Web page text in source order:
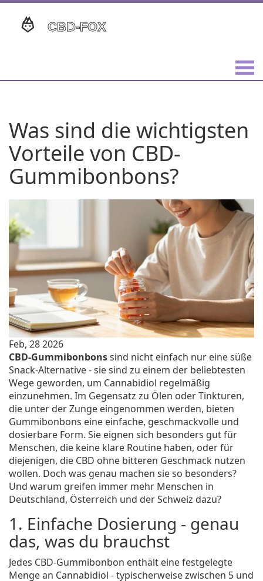
Was sind die wichtigsten
Vorteile von CBD-
Gummibonbons?
Feb, 28 2026
CBD-Gummibonbonssind nicht einfach nur eine süße
Snack-Alternative - sie sind zu einem der beliebtesten
Wege geworden, um Cannabidiol regelmäßig
einzunehmen. Im Gegensatz zu Ölen oder Tinkturen,
die unter der Zunge eingenommen werden, bieten
Gummibonbons eine einfache, geschmackvolle und
dosierbare Form. Sie eignen sich besonders gut für
Menschen, die keine klare Routine haben, oder für
diejenigen, die CBD ohne bitteren Geschmack nutzen
wollen. Doch was genau machen sie so besonders?
Und warum greifen immer mehr Menschen in
Deutschland, Österreich und der Schweiz dazu?
1. Einfache Dosierung - genau
das, was du brauchst
Jedes CBD-Gummibonbon enthält eine festgelegte
Menge an Cannabidiol - typischerweise zwischen 5 und